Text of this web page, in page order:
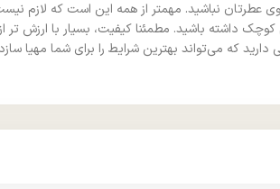
کوچک داشته باشید. مطمئنا کیفیت، بسیار با ارزش
که می‌تواند بهترین شرایط را برای شما مهیا